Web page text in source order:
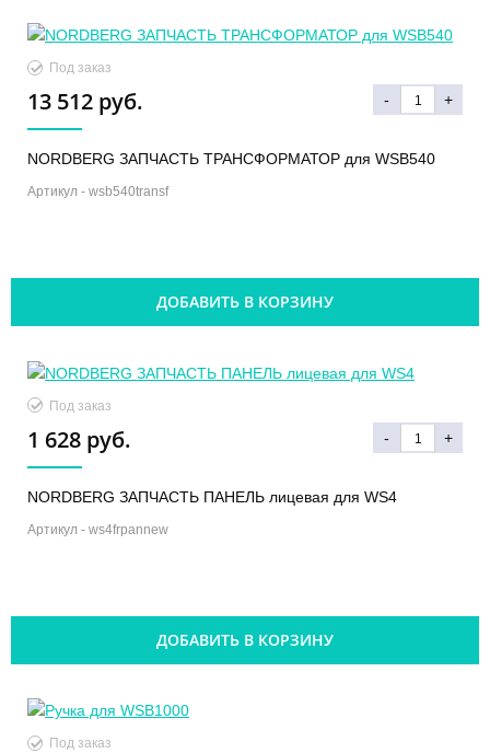
Под заказ
13 512 руб. - +
NORDBERG ЗАПЧАСТЬ ТРАНСФОРМАТОР для WSB540
Артикул - wsb540transf
ДОБАВИТЬ В КОРЗИНУ
Под заказ
1 628 руб. - +
NORDBERG ЗАПЧАСТЬ ПАНЕЛЬ лицевая для WS4
Артикул - ws4frpannew
ДОБАВИТЬ В КОРЗИНУ
Под заказ